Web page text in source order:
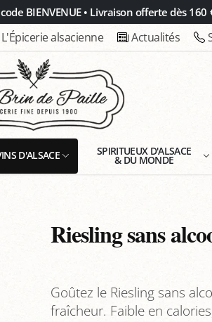
BIENVENUE • Livraison offerte dès
L'Épicerie alsacienne Actualités
D'ALSACE SPIRITUEUX D'ALSACE
& DU MONDE
Riesling sans
Goûtez le Riesling sans
fraîcheur. Faible en